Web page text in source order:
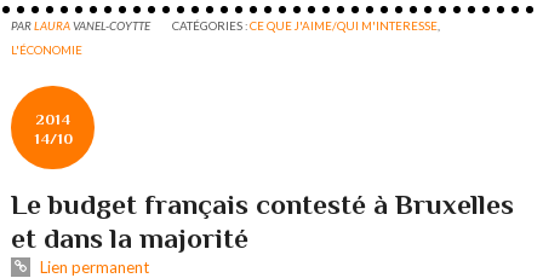
PARLAURAVANEL-COYTTE CATÉGORIES :CE QUE J'AIME/QUI M'INTERESSE
L'ÉCONOMIE
2014
14/10
Le budget français contesté à Bruxelles
et dans la majorité
Lien permanent